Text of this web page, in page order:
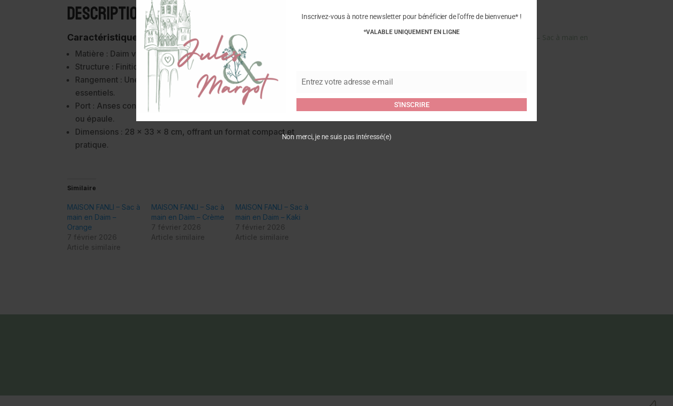
Description
Caractéristiques :
Matière : Daim véritable, doux et résistant.
Structure : Finition bord franc pour un style moderne et épuré.
Rangement : Une poche intérieure zippée pour sécuriser les
essentiels.
Port : Anses confortables et solides, parfaites pour un porté main
ou épaule.
Dimensions : 28 × 33 × 8 cm, offrant un format compact et
pratique.
Similaire
MAISON FANLI – Sac à
main en Daim –
Orange
MAISON FANLI – Sac à
main en Daim – Crème
MAISON FANLI – Sac à
main en Daim – Kaki
Soyez le premier à laisser votre avis sur “MAISON FANLI – Sac à main en
Inscrivez-vous à notre newsletter pour bénéficier de l'offre de bienvenue* !
*VALABLE UNIQUEMENT EN LIGNE
Email
Entrez votre adresse e-mail
S'INSCRIRE
Non merci, je ne suis pas intéressé(e)